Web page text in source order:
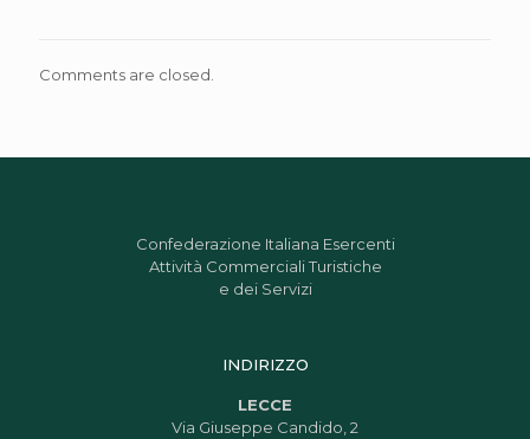
Comments are closed.
Confederazione Italiana Esercenti
Attività Commerciali Turistiche
e dei Servizi
INDIRIZZO
LECCE
Via Giuseppe Candido, 2